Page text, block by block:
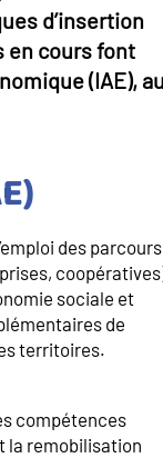
d’insertion
en cours font
(IAE), au
des parcours
sociale et
de
territoires.
compétences
la remobilisation